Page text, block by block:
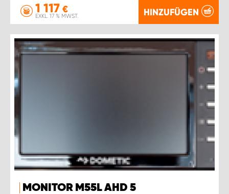
1 117 €
EXKL. 17 % MWST. HINZUFÜGEN
MONITOR M55L AHD 5